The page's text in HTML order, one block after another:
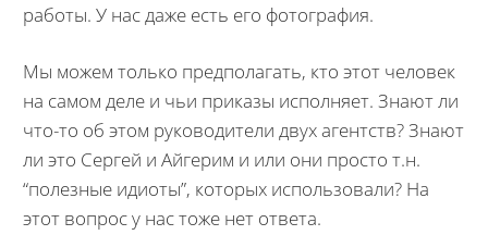
работы. У нас даже есть его фотография.
Мы можем только предполагать, кто этот человек
на самом деле и чьи приказы исполняет. Знают ли
что-то об этом руководители двух агентств? Знают
ли это Сергей и Айгерим и или они просто т.н.
“полезные идиоты”, которых использовали? На
этот вопрос у нас тоже нет ответа.